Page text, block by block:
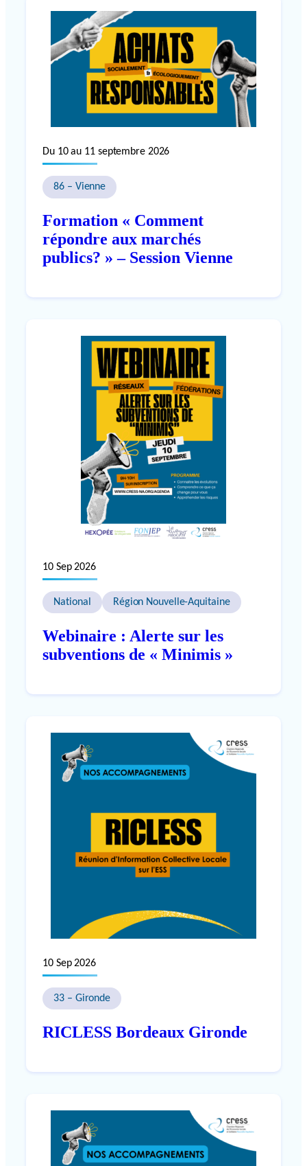
Du 10 au 11 septembre 2026
86 – Vienne
Formation « Comment
répondre aux marchés
publics? » – Session Vienne
10 Sep 2026
National Région Nouvelle-Aquitaine
Webinaire : Alerte sur les
subventions de « Minimis »
10 Sep 2026
33 – Gironde
RICLESS Bordeaux Gironde